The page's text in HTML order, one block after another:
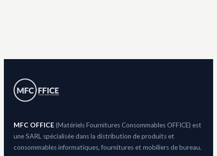
MFC OFFICE (Matériels Fournitures Consommables OFFICE) est
une SARL spécialisée dans la distribution de produits et
consommables informatiques, fournitures et mobiliers de bureau.